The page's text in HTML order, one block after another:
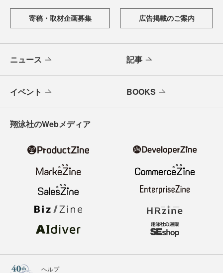
寄稿・取材企画募集 広告掲載のご案内
ニュース 記事
イベント BOOKS
翔泳社のWebメディア
ヘルプ